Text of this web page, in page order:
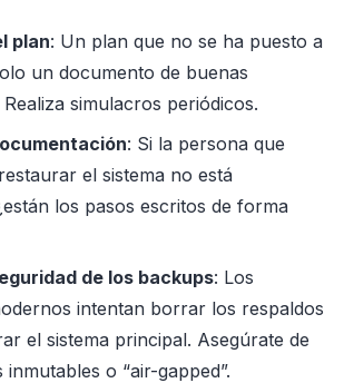
plan: Un plan que no se ha puesto a
un documento de buenas
simulacros periódicos.
: Si la persona que
el sistema no está
los pasos escritos de forma
de los backups: Los
intentan borrar los respaldos
el sistema principal. Asegúrate de
o “air-gapped”.